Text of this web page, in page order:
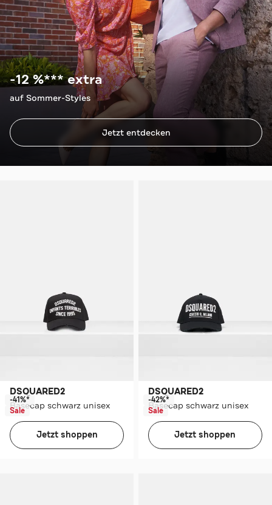
DSQUARED2
Basecap schwarz unisex
-41%*
Sale
Jetzt shoppen
DSQUARED2
Basecap schwarz unisex
-42%*
Sale
Jetzt shoppen
-12 %*** extra
auf Sommer-Styles
Jetzt entdecken